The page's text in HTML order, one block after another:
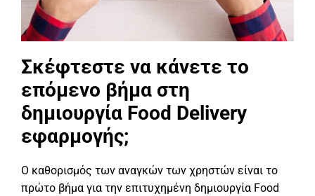
Σκέφτεστε να κάνετε το
επόμενο βήμα στη
δημιουργία Food Delivery
εφαρμογής;
Ο καθορισμός των αναγκών των χρηστών είναι το
πρώτο βήμα για την επιτυχημένη δημιουργία Food